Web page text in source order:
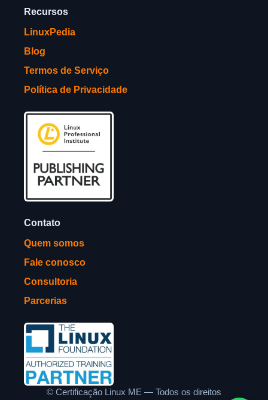
Recursos
LinuxPedia
Blog
Termos de Serviço
Política de Privacidade
Contato
Quem somos
Fale conosco
Consultoria
Parcerias
© Certificação Linux ME — Todos os direitos